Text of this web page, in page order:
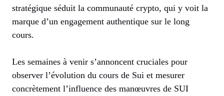
stratégique séduit la communauté crypto, qui y voit la
marque d’un engagement authentique sur le long
cours.
Les semaines à venir s’annoncent cruciales pour
observer l’évolution du cours de Sui et mesurer
concrètement l’influence des manœuvres de SUI